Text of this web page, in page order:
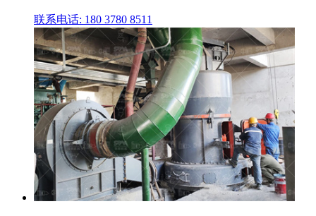
联系电话: 180 3780 8511